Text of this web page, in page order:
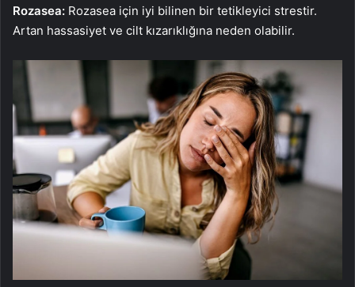
Rozasea: Rozasea için iyi bilinen bir tetikleyici strestir.
Artan hassasiyet ve cilt kızarıklığına neden olabilir.